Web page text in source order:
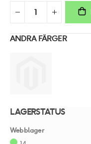
ANDRA FÄRGER
LAGERSTATUS
Webblager